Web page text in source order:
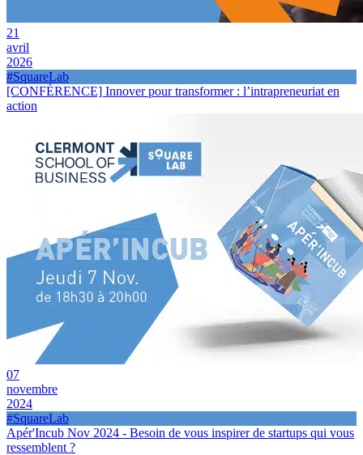
21
avril
2026
#SquareLab
[CONFÉRENCE] Innover pour transformer : l’intrapreneuriat en
action
07
novembre
2024
#SquareLab
Apér'Incub Nov 2024 - Besoin de vous inspirer de startups qui vous
ressemblent ?